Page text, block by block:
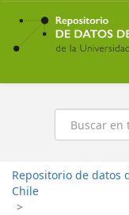
Ir
contenido
principal
Buscar
Repositorio de datos
Chile
>